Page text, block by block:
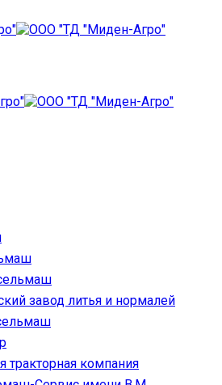
завод литья и нормалей
тракторная компания